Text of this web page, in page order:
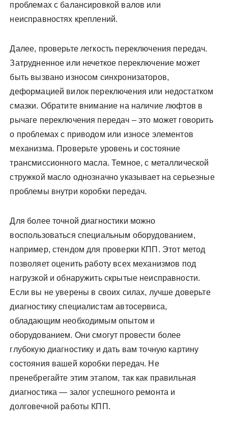
проблемах с балансировкой валов или
неисправностях креплений.
Далее, проверьте легкость переключения передач.
Затрудненное или нечеткое переключение может
быть вызвано износом синхронизаторов,
деформацией вилок переключения или недостатком
смазки. Обратите внимание на наличие люфтов в
рычаге переключения передач – это может говорить
о проблемах с приводом или износе элементов
механизма. Проверьте уровень и состояние
трансмиссионного масла. Темное, с металлической
стружкой масло однозначно указывает на серьезные
проблемы внутри коробки передач.
Для более точной диагностики можно
воспользоваться специальным оборудованием,
например, стендом для проверки КПП. Этот метод
позволяет оценить работу всех механизмов под
нагрузкой и обнаружить скрытые неисправности.
Если вы не уверены в своих силах, лучше доверьте
диагностику специалистам автосервиса,
обладающим необходимым опытом и
оборудованием. Они смогут провести более
глубокую диагностику и дать вам точную картину
состояния вашей коробки передач. Не
пренебрегайте этим этапом, так как правильная
диагностика — залог успешного ремонта и
долговечной работы КПП.